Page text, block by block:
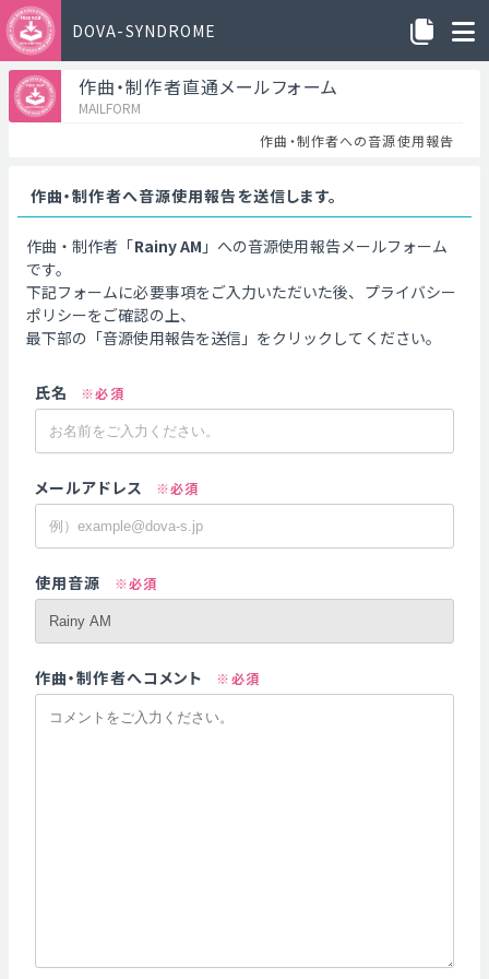
DOVA-SYNDROME
作曲・制作者直通メールフォーム
MAILFORM
作曲・制作者への音源使用報告
作曲・制作者へ音源使用報告を送信します。
作曲・制作者「Rainy AM 」への音源使用報告メールフォーム
です。
下記フォームに必要事項をご入力いただいた後、プライバシー
ポリシーをご確認の上、
最下部の「音源使用報告を送信」をクリックしてください。
氏名 ※必須
メールアドレス ※必須
使用音源 ※必須
作曲・制作者へコメント ※必須